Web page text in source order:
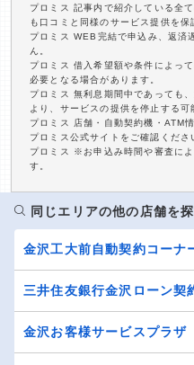
プロミス 記事内で紹介している全
も口コミと同様のサービス提供を保
プロミス WEB完結で申込み、返済
ん。
プロミス 借入希望額や条件によっ
必要となる場合があります。
プロミス 無利息期間中であっても
より、サービスの提供を停止する可
プロミス 店舗・自動契約機・ATM
プロミス公式サイトをご確認くださ
プロミス ※お申込み時間や審査に
す。
同じエリアの他の店舗を
金沢工大前自動契約コーナ
三井住友銀行金沢ローン契
金沢お客様サービスプラザ